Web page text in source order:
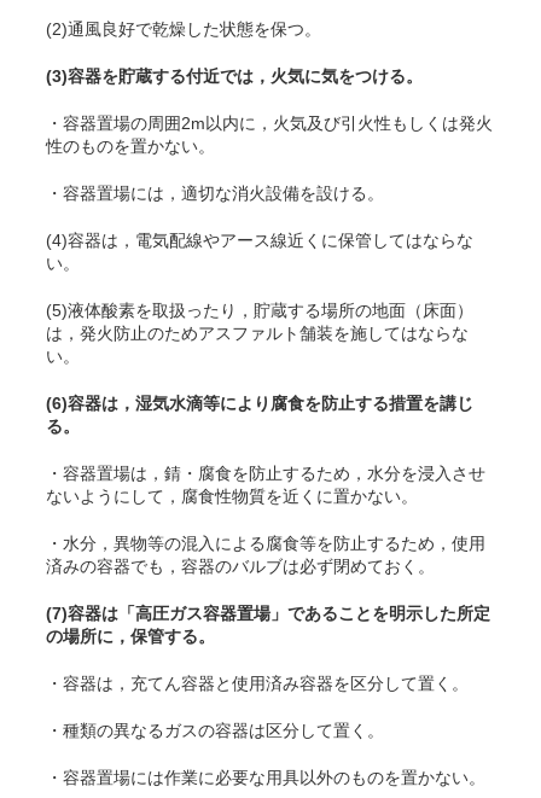
(2)通風良好で乾燥した状態を保つ。
(3)容器を貯蔵する付近では，火気に気をつける。
・容器置場の周囲2m以内に，火気及び引火性もしくは発火
性のものを置かない。
・容器置場には，適切な消火設備を設ける。
(4)容器は，電気配線やアース線近くに保管してはならな
い。
(5)液体酸素を取扱ったり，貯蔵する場所の地面（床面）
は，発火防止のためアスファルト舗装を施してはならな
い。
(6)容器は，湿気水滴等により腐食を防止する措置を講じ
る。
・容器置場は，錆・腐食を防止するため，水分を浸入させ
ないようにして，腐食性物質を近くに置かない。
・水分，異物等の混入による腐食等を防止するため，使用
済みの容器でも，容器のバルブは必ず閉めておく。
(7)容器は「高圧ガス容器置場」であることを明示した所定
の場所に，保管する。
・容器は，充てん容器と使用済み容器を区分して置く。
・種類の異なるガスの容器は区分して置く。
・容器置場には作業に必要な用具以外のものを置かない。